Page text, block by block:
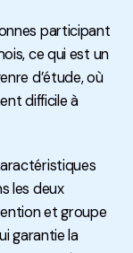
participant
ce qui est un
d’étude, où
difficile à
les deux
et groupe
garantie la